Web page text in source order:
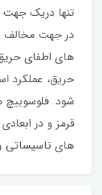
تنها دریک
در جهت مخالف
های اطفای
حریق، عملکرد
شود.
قرمز و در
های تاسیساتی